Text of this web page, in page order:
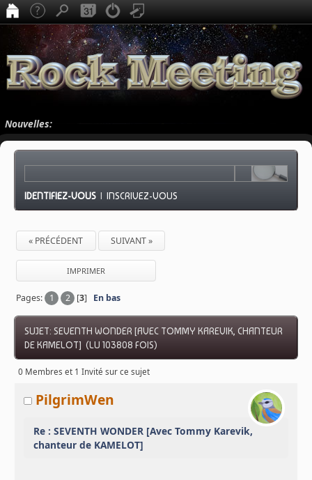
Nouvelles:
IDENTIFIEZ-VOUS |INSCRIVEZ-VOUS
« PRÉCÉDENT SUIVANT »
IMPRIMER
Pages: 1 2 [3] En bas
SUJET: SEVENTH WONDER [AVEC TOMMY KAREVIK, CHANTEUR
DE KAMELOT] (LU 103808 FOIS)
0 Membres et 1 Invité sur ce sujet
PilgrimWen
Re : SEVENTH WONDER [Avec Tommy Karevik,
chanteur de KAMELOT]